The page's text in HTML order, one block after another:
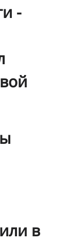
-
в